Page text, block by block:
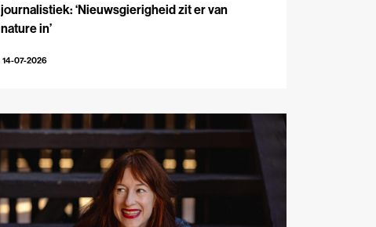
journalistiek: ‘Nieuwsgierigheid zit er van
nature in’
14-07-2026